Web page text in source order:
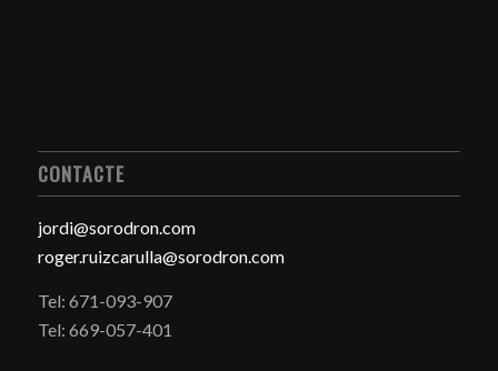
CONTACTE
jordi@sorodron.com
roger.ruizcarulla@sorodron.com
Tel: 671-093-907
Tel: 669-057-401